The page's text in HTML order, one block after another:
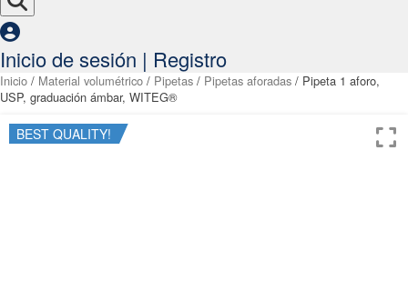
Inicio de sesión | Registro
Inicio / Material volumétrico / Pipetas / Pipetas aforadas / Pipeta 1 aforo,
USP, graduación ámbar, WITEG®
BEST QUALITY!